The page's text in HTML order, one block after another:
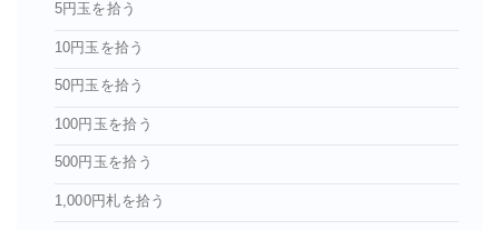
5円玉を拾う
10円玉を拾う
50円玉を拾う
100円玉を拾う
500円玉を拾う
1,000円札を拾う